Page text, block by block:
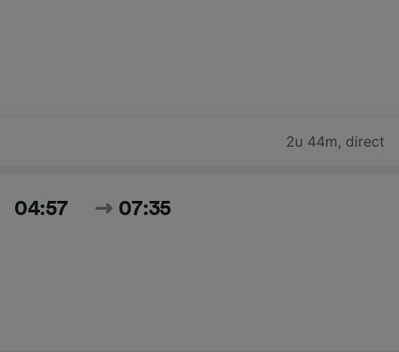
2u 44m, direct
04:57 07:35